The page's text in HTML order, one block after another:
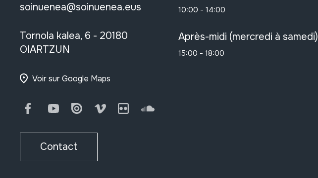
soinuenea@soinuenea.eus
Tornola kalea, 6 - 20180
OIARTZUN
Voir sur Google Maps
FacebookYoutubeIssuu Vimeo FlickrSoundCloud
Contact
10:00 - 14:00
Après-midi (mercredi à samedi)
15:00 - 18:00